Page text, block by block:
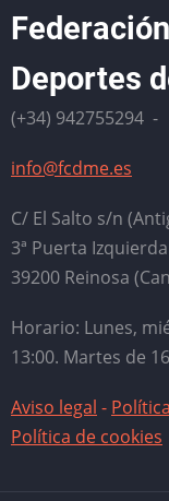
Deportes
(+34) 942755294 -
info@fcdme.es
C/ El Salto s/n
3ª Puerta Izquierda
39200 Reinosa
Horario: Lunes,
13:00. Martes de
Aviso legal -
Política de cookies